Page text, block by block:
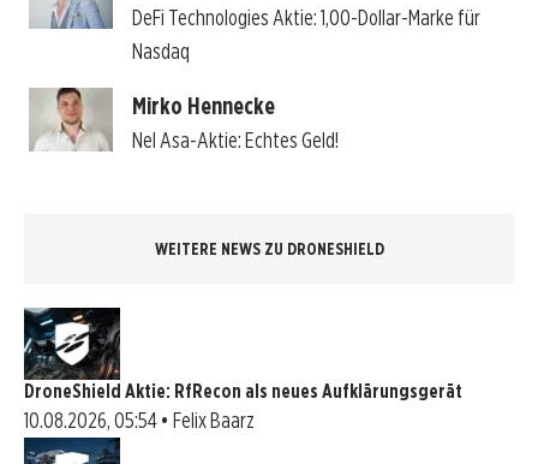
DeFi Technologies Aktie: 1,00-Dollar-Marke für
Nasdaq
Mirko Hennecke
Nel Asa-Aktie: Echtes Geld!
WEITERE NEWS ZU DRONESHIELD
DroneShield Aktie: RfRecon als neues Aufklärungsgerät
10.08.2026, 05:54 • Felix Baarz